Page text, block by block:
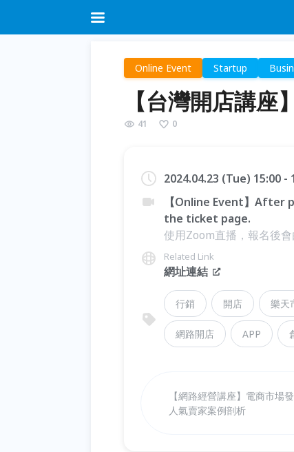
Online Event Startup
【台灣開店講
41 0
2024.04.23 (Tue) 15:00 -
【Online Event】
the ticket page.
使用Zoom直播，報名後
Related Link
網址連結
行銷 開店 樂天
網路開店 APP
【網路經營講座】電商市場
人氣賣家案例剖析